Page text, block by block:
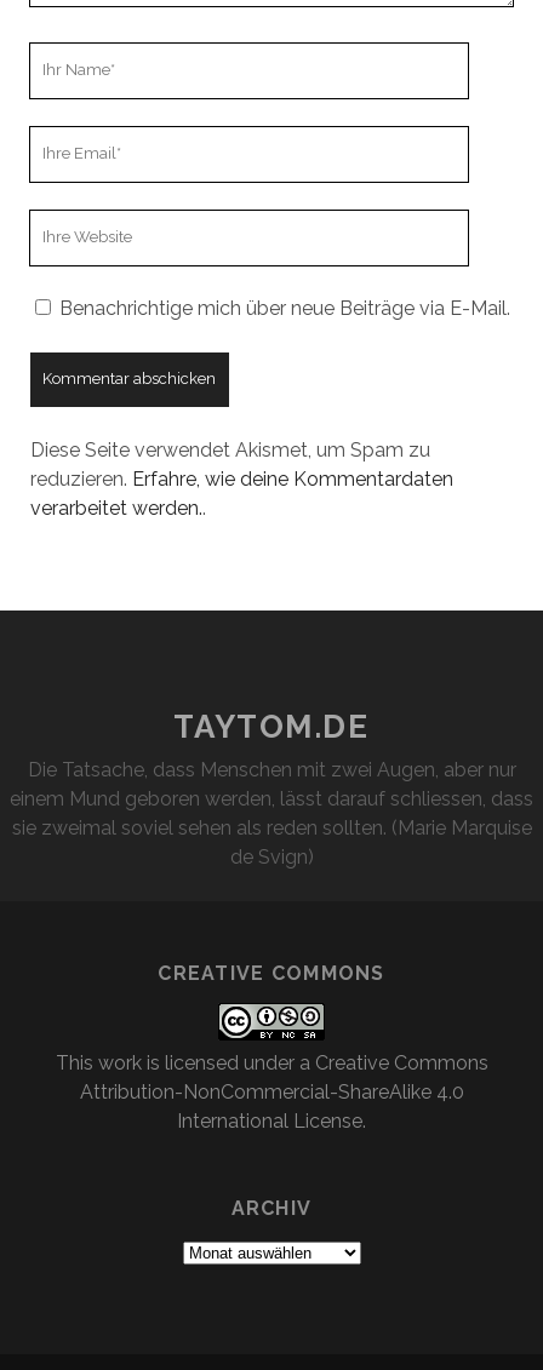
Benachrichtige mich über neue Beiträge via E-Mail.
Diese Seite verwendet Akismet, um Spam zu
reduzieren. Erfahre, wie deine Kommentardaten
verarbeitet werden..
TAYTOM.DE
Die Tatsache, dass Menschen mit zwei Augen, aber nur
einem Mund geboren werden, lässt darauf schliessen, dass
sie zweimal soviel sehen als reden sollten. (Marie Marquise
de Svign)
CREATIVE COMMONS
This work is licensed under a Creative Commons
Attribution-NonCommercial-ShareAlike 4.0
International License.
ARCHIV
Archiv